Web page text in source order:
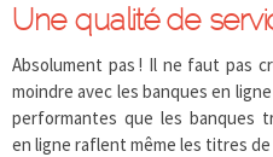
Une qualité de
Absolument pas ! Il ne faut pas
moindre avec les banques en
performantes que les banques
en ligne raflent même les titres de